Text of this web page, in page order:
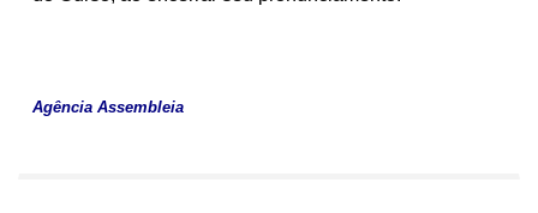
Agência Assembleia